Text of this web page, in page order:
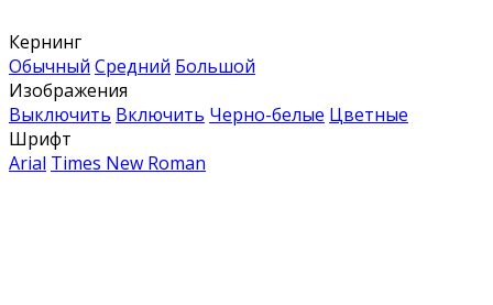
Кернинг
Обычный Средний Большой
Изображения
Выключить Включить Черно-белые Цветные
Шрифт
Arial Times New Roman